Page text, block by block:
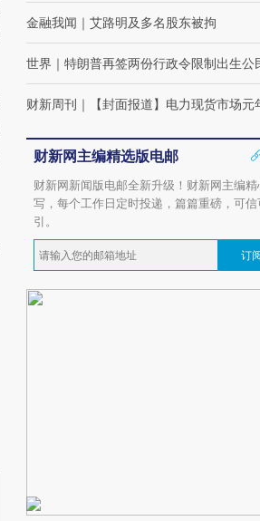
金融我闻 ｜ 艾路明及多名股东被拘
世界 ｜ 特朗普再签两份行政令限制出生公
财新周刊 ｜ 【封面报道】电力现货市场元
财新网主编精选版电邮
财新网新闻版电邮全新升级！财新网主编精
写，每个工作日定时投递，篇篇重磅，可信
引。
订